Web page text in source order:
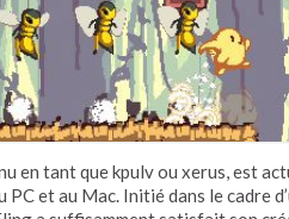
en tant que kpulv ou xerus, est
et au Mac. Initié dans le cadre